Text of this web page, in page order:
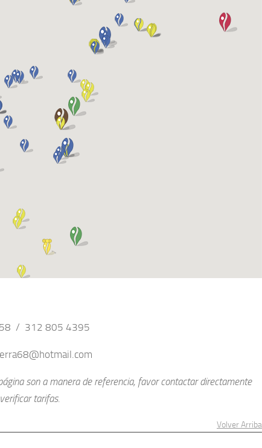
/ 312 805 4395
son a manera de referencia, favor contactar directamente
tarifas.
Volver Arriba